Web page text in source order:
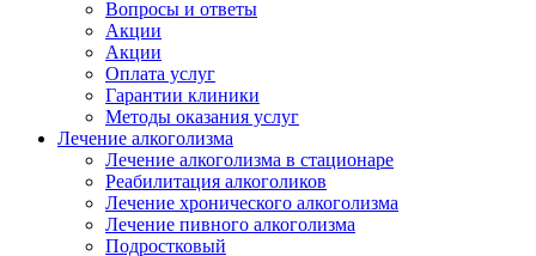
Вопросы и ответы
Акции
Акции
Оплата услуг
Гарантии клиники
Методы оказания услуг
Лечение алкоголизма
Лечение алкоголизма в стационаре
Реабилитация алкоголиков
Лечение хронического алкоголизма
Лечение пивного алкоголизма
Подростковый